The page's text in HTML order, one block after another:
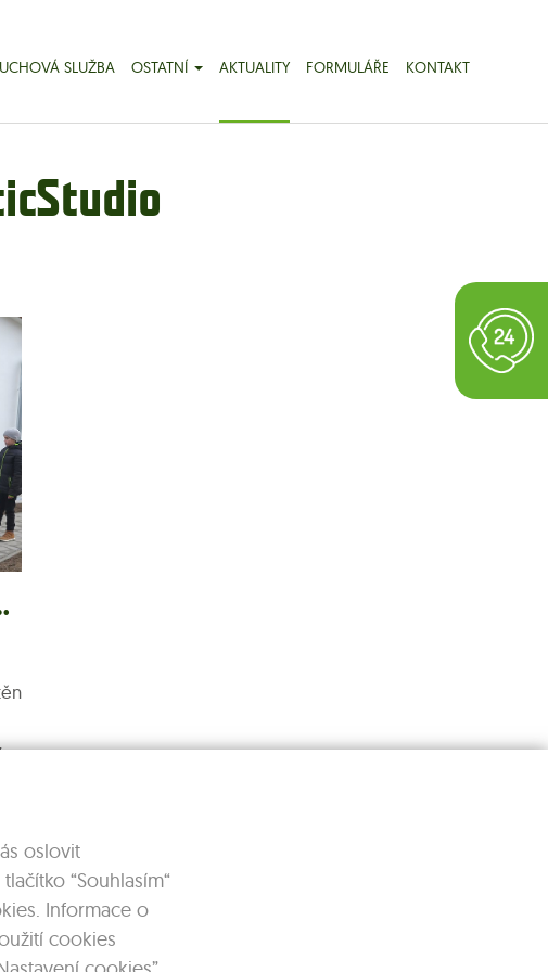
SLUŽBA OSTATNÍ AKTUALITY FORMULÁŘE KONTAKT
biomasou
oslovit
“Souhlasím“
Informace o
cookies